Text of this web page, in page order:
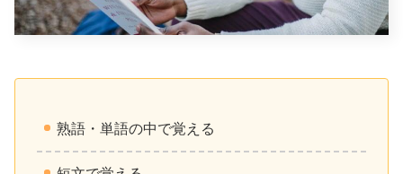
熟語・単語の中で覚える